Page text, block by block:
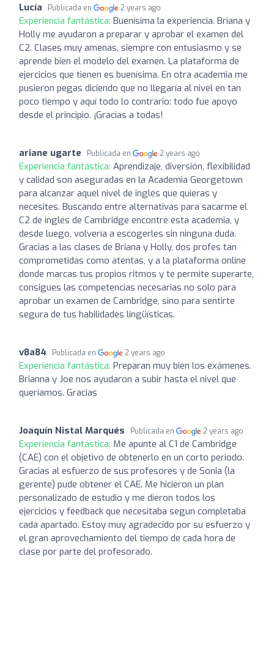
Lucía Publicada en 2 years ago
Experiencia fantástica: Buenísima la experiencia. Briana y
Holly me ayudaron a preparar y aprobar el examen del
C2. Clases muy amenas, siempre con entusiasmo y se
aprende bien el modelo del examen. La plataforma de
ejercicios que tienen es buenísima. En otra academia me
pusieron pegas diciendo que no llegaría al nivel en tan
poco tiempo y aquí todo lo contrario: todo fue apoyo
desde el principio. ¡Gracias a todas!
ariane ugarte Publicada en 2 years ago
Experiencia fantástica: Aprendizaje, diversión, flexibilidad
y calidad son aseguradas en la Academia Georgetown
para alcanzar aquel nivel de inglés que quieras y
necesites. Buscando entre alternativas para sacarme el
C2 de inglés de Cambridge encontré esta academia, y
desde luego, volvería a escogerles sin ninguna duda.
Gracias a las clases de Briana y Holly, dos profes tan
comprometidas como atentas, y a la plataforma online
donde marcas tus propios ritmos y te permite superarte,
consigues las competencias necesarias no solo para
aprobar un examen de Cambridge, sino para sentirte
segura de tus habilidades lingüísticas.
v8a84 Publicada en 2 years ago
Experiencia fantástica: Preparan muy bien los exámenes.
Brianna y Joe nos ayudaron a subir hasta el nivel que
queríamos. Gracias
Joaquín Nistal Marqués Publicada en 2 years ago
Experiencia fantástica: Me apunte al C1 de Cambridge
(CAE) con el objetivo de obtenerlo en un corto periodo.
Gracias al esfuerzo de sus profesores y de Sonia (la
gerente) pude obtener el CAE. Me hicieron un plan
personalizado de estudio y me dieron todos los
ejercicios y feedback que necesitaba segun completaba
cada apartado. Estoy muy agradecido por su esfuerzo y
el gran aprovechamiento del tiempo de cada hora de
clase por parte del profesorado.